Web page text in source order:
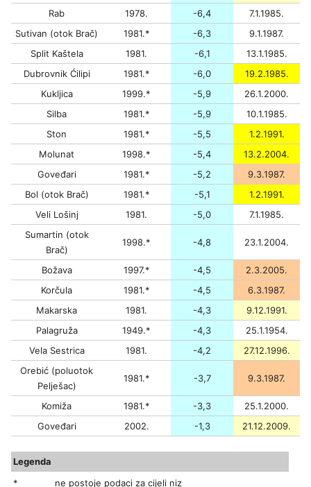
Rab 1978. -6,4
7.1.1985.
Sutivan (otok Brač)
1981.* -6,3
9.1.1987.
Split Kaštela
1981. -6,1
13.1.1985.
Dubrovnik Ćilipi
1981.* -6,0
19.2.1985.
Kukljica
1999.* -5,9
26.1.2000.
Silba
1981.* -5,9
10.1.1985.
Ston
1981.* -5,5
1.2.1991.
Molunat
1998.* -5,4
13.2.2004.
Goveđari
1981.* -5,2
9.3.1987.
Bol (otok Brač)
1981.* -5,1
1.2.1991.
Veli Lošinj
1981. -5,0
7.1.1985.
Sumartin (otok
Brač)
1998.* -4,8 23.1.2004.
Božava 1997.* -4,5
2.3.2005.
Korčula
1981.* -4,5
6.3.1987.
Makarska
1981. -4,3
9.12.1991.
Palagruža
1949.* -4,3
25.1.1954.
Vela Sestrica
1981. -4,2
27.12.1996.
Orebić (poluotok
Pelješac)
1981.* -3,7 9.3.1987.
Komiža 1981.* -3,3
25.1.2000.
Goveđari
2002. -1,3 21.12.2009.
Legenda
*
ne postoje podaci za cijeli niz